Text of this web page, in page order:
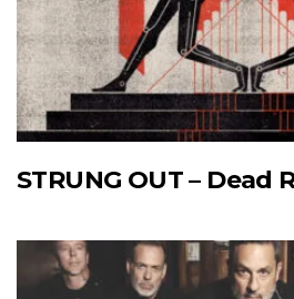
STRUNG OUT – Dead